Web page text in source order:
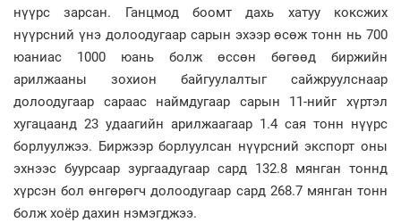
нүүрс зарсан. Ганцмод боомт дахь хатуу коксжих
нүүрсний үнэ долоодугаар сарын эхээр өсөж тонн нь 700
юаниас 1000 юань болж өссөн бөгөөд биржийн
арилжааны зохион байгуулалтыг сайжруулснаар
долоодугаар сараас наймдугаар сарын 11-нийг хүртэл
хугацаанд 23 удаагийн арилжаагаар 1.4 сая тонн нүүрс
борлуулжээ. Биржээр борлуулсан нүүрсний экспорт оны
эхнээс буурсаар зургаадугаар сард 132.8 мянган тоннд
хүрсэн бол өнгөрөгч долоодугаар сард 268.7 мянган тонн
болж хоёр дахин нэмэгджээ.